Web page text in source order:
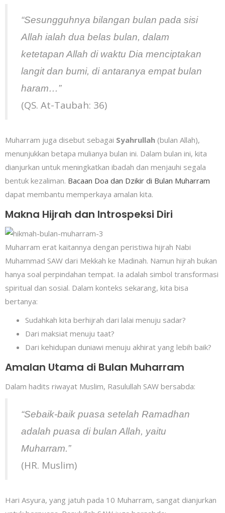
“Sesungguhnya bilangan bulan pada sisi
Allah ialah dua belas bulan, dalam
ketetapan Allah di waktu Dia menciptakan
langit dan bumi, di antaranya empat bulan
haram…”
(QS. At-Taubah: 36)
Muharram juga disebut sebagai Syahrullah (bulan Allah),
menunjukkan betapa mulianya bulan ini. Dalam bulan ini, kita
dianjurkan untuk meningkatkan ibadah dan menjauhi segala
bentuk kezaliman. Bacaan Doa dan Dzikir di Bulan Muharram
dapat membantu memperkaya amalan kita.
Makna Hijrah dan Introspeksi Diri
Muharram erat kaitannya dengan peristiwa hijrah Nabi
Muhammad SAW dari Mekkah ke Madinah. Namun hijrah bukan
hanya soal perpindahan tempat. Ia adalah simbol transformasi
spiritual dan sosial. Dalam konteks sekarang, kita bisa
bertanya:
Sudahkah kita berhijrah dari lalai menuju sadar?
Dari maksiat menuju taat?
Dari kehidupan duniawi menuju akhirat yang lebih baik?
Amalan Utama di Bulan Muharram
Dalam hadits riwayat Muslim, Rasulullah SAW bersabda:
“Sebaik-baik puasa setelah Ramadhan
adalah puasa di bulan Allah, yaitu
Muharram.”
(HR. Muslim)
Hari Asyura, yang jatuh pada 10 Muharram, sangat dianjurkan